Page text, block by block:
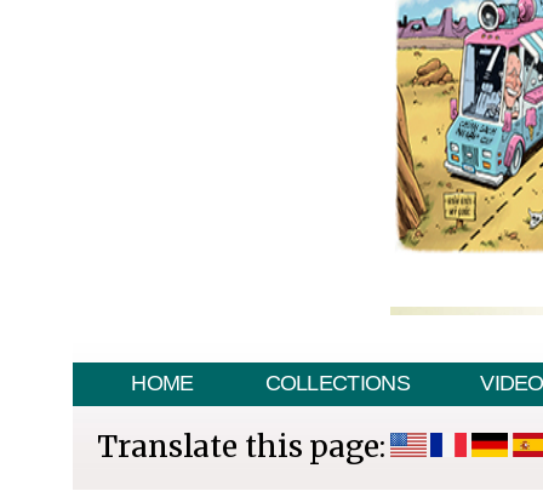
HOME COLLECTIONS VIDEO
Translate this page: